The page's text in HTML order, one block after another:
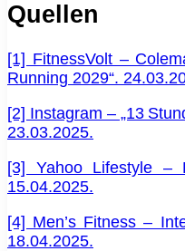
Quellen
[1] FitnessVolt –
Running 2029“.
[2] Instagram – „13
23.03.2025.
[3] Yahoo Lifestyle –
15.04.2025.
[4] Men’s Fitness –
18.04.2025.